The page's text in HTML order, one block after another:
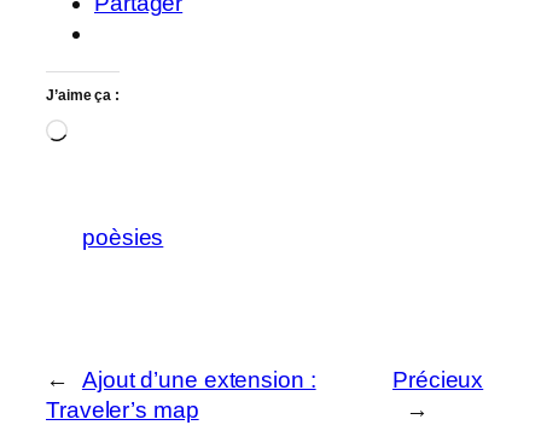
J’aime ça :
Chargement…
poèsies
←
Ajout d’une extension :
Traveler’s map
Précieux
→